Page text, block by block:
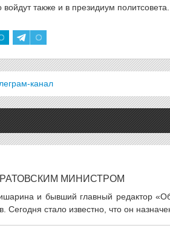
также и в президиум политсовета.
канал
МИНИСТРОМ
и бывший главный редактор
стало известно, что он